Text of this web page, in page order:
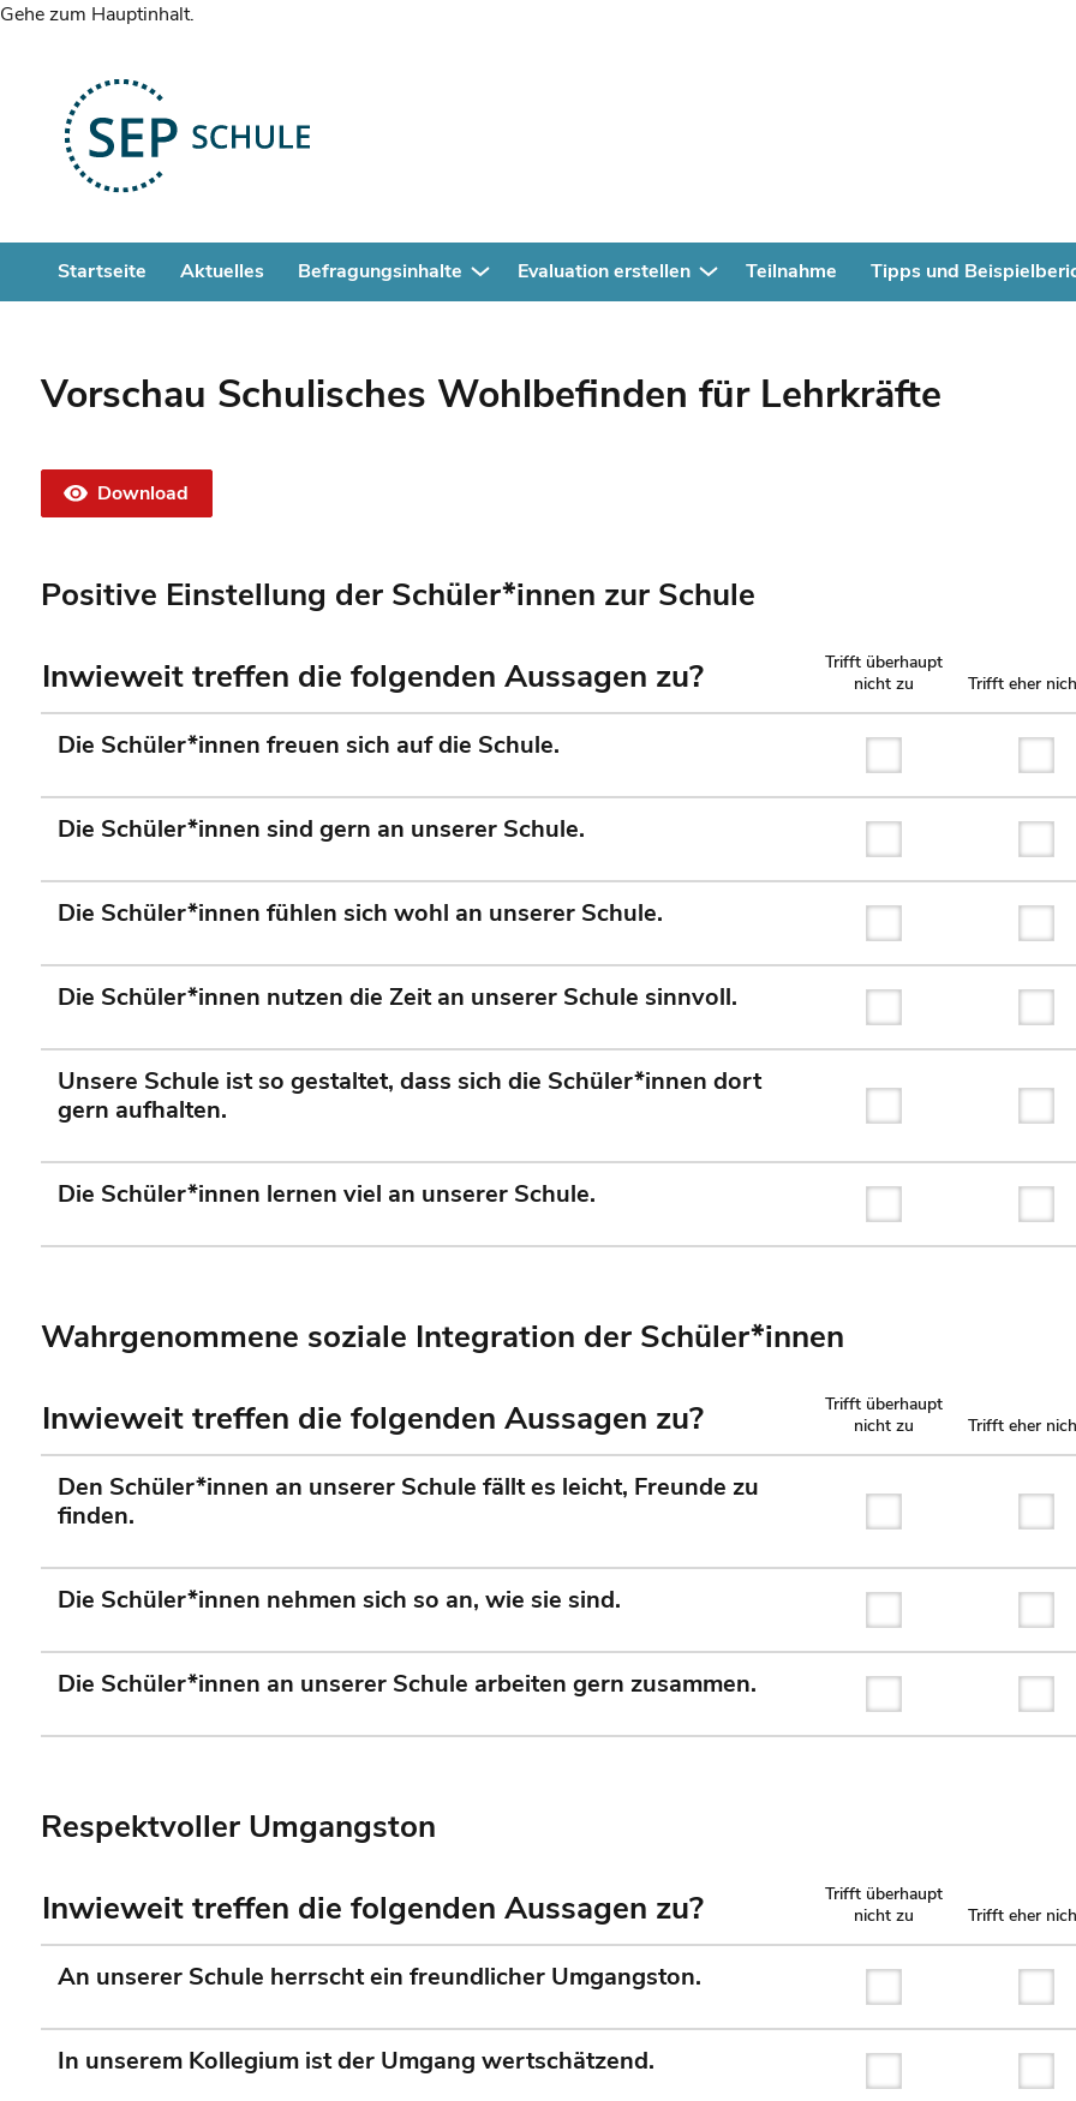
Gehe zum Hauptinhalt.
Startseite Aktuelles Befragungsinhalte Evaluation erstellen Teilnahme Tipps und
Vorschau Schulisches Wohlbefinden für Lehrkräfte
Download
Positive Einstellung der Schüler*innen zur Schule
Inwieweit treffen die folgenden Aussagen zu?
Trifft überhaupt
nicht zu
Trifft eher
Die Schüler*innen freuen sich auf die Schule.
Trifft überhaupt nicht
Die Schüler*innen sind gern an unserer Schule.
Trifft überhaupt nicht
Die Schüler*innen fühlen sich wohl an unserer Schule.
Trifft überhaupt nicht
Die Schüler*innen nutzen die Zeit an unserer Schule sinnvoll.
Trifft überhaupt nicht
Unsere Schule ist so gestaltet, dass sich die Schüler*innen dort
gern aufhalten.
Trifft überhaupt nicht
Die Schüler*innen lernen viel an unserer Schule.
Trifft überhaupt nicht
Wahrgenommene soziale Integration der Schüler*innen
Inwieweit treffen die folgenden Aussagen zu?
Trifft überhaupt
nicht zu
Trifft eher
Den Schüler*innen an unserer Schule fällt es leicht, Freunde zu
finden.
Trifft überhaupt nicht
Die Schüler*innen nehmen sich so an, wie sie sind.
Trifft überhaupt nicht
Die Schüler*innen an unserer Schule arbeiten gern zusammen.
Trifft überhaupt nicht
Respektvoller Umgangston
Inwieweit treffen die folgenden Aussagen zu?
Trifft überhaupt
nicht zu
Trifft eher
An unserer Schule herrscht ein freundlicher Umgangston.
Trifft überhaupt nicht
In unserem Kollegium ist der Umgang wertschätzend.
Trifft überhaupt nicht